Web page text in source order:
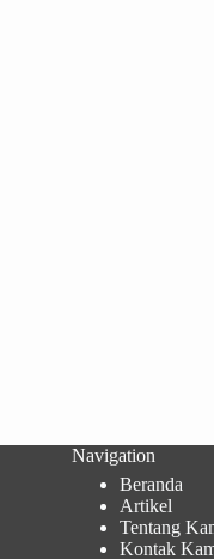
Navigation
Beranda
Artikel
Tentang
Kontak